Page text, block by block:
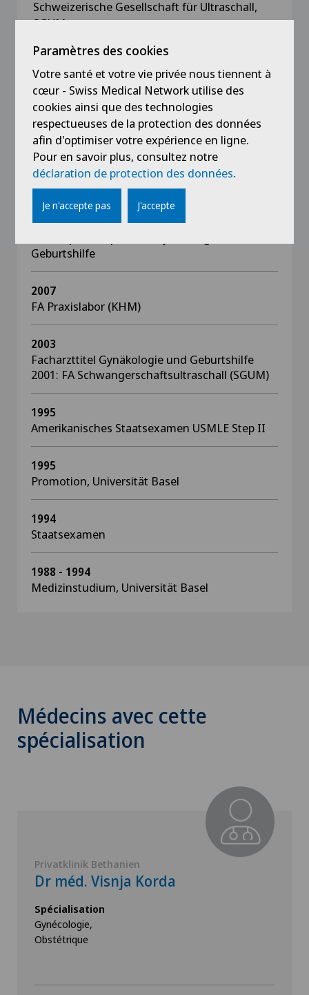
Schweizerische Gesellschaft für Ultraschall,
SGUM
Akademie für Fortbildungen der SGGG
und Geburtshilfe, SGGG
Verband der Scweizer Ärztinnen und Ärzte,
FMH
Formation
2010
Geburtshilfe
2007
FA Praxislabor (KHM)
2003
Facharzttitel Gynäkologie und Geburtshilfe
2001: FA Schwangerschaftsultraschall (SGUM)
1995
Amerikanisches Staatsexamen USMLE Step II
1995
Promotion, Universität Basel
1994
Staatsexamen
1988 - 1994
Medizinstudium, Universität Basel
Médecins avec cette
spécialisation
Privatklinik Bethanien
Dr méd. Visnja Korda
Spécialisation
Gynécologie,
Obstétrique
Paramètres des cookies
Votre santé et votre vie privée nous tiennent à
cœur - Swiss Medical Network utilise des
cookies ainsi que des technologies
respectueuses de la protection des données
afin d'optimiser votre expérience en ligne.
Pour en savoir plus, consultez notre
déclaration de protection des données.
Je n'accepte pas J'accepte